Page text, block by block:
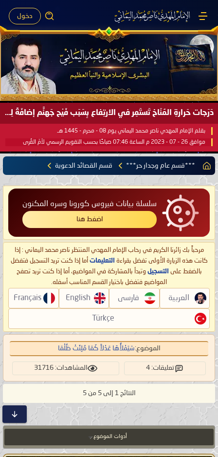
دخول
دَرَجات حَرارةِ المُنَاخ تَستَمِر في الارتِفاع بِسَبَب فَيْح جَهنَّم إضافَةً لِحرارةِ الشَّمس في مُحكَم القُرآن العَظيم ..
بقلم الإمام المهدي ناصر محمد اليماني يوم 08 - محرم - 1445 هـ
موافق 26 - 07 - 2023 م الساعة 07:46 صباحًا بحسب التقويم الرسمي لأمّ القُرى
***قسم عام وجدار حر*** قسم القصائد الدعوية
سلسلة بيانات فيروس كورونا وسره المكنون
اضغط هنا
مرحباً بك زائرنا الكريم في رحاب الإمام المهدي المنتظر ناصر محمد اليماني : إذا
كانت هذه الزيارة الأولى تفضل بقراءة التعليمات أما إذا كنت تريد التسجيل فتفضل
بالضغط على التسجيل وتبدأ بالمشاركة في المواضيع، أما إذا كنت تريد تصفح
المواضيع فتفضل باختيار القسم المناسب أسفله.
العربية فارسی English
Français
Türkçe
الموضوع:سَيَمْلأُهَا عَدْلاً كَمَا مُلِئَتْ ظُلْمَا
تعليقات: 4 المشاهدات: 31716
النتائج 1 إلى 5 من 5
أدوات الموضوع